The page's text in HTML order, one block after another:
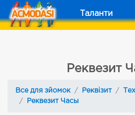
Таланти
Реквезит
Все для зйомок Реквізит
Реквезит Часы